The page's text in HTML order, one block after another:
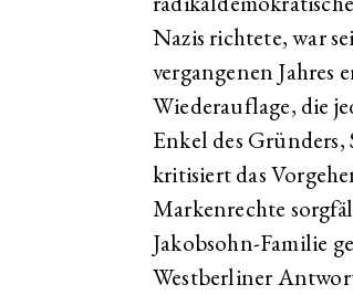
Nazis richtete, war
vergangenen Jahres
Wiederauflage, die
Enkel des
kritisiert das
Markenrechte
Jakobsohn-Familie
Westberliner